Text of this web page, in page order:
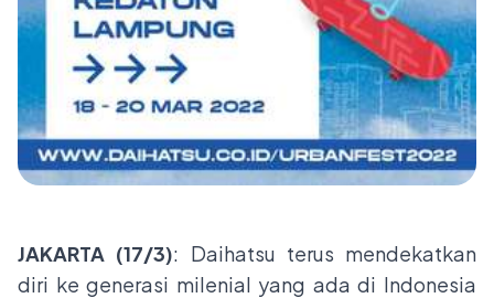
JAKARTA (17/3): Daihatsu terus mendekatkan
diri ke generasi milenial yang ada di Indonesia